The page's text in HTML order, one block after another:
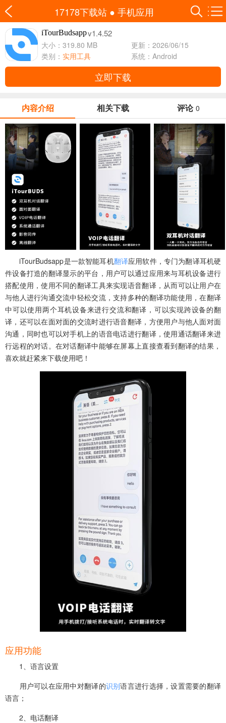
17178下载站 ● 手机应用
iTourBudsappv1.4.52
大小：319.80 MB
更新：2026/06/15
类别： 实用工具 系统：Android
立即下载
内容介绍 相关下载 评论 0
iTourBudsapp是一款智能耳机翻译应用软件，专门为翻译耳机硬
件设备打造的翻译显示的平台，用户可以通过应用来与耳机设备进行
搭配使用，使用不同的翻译工具来实现语音翻译，从而可以让用户在
与他人进行沟通交流中轻松交流，支持多种的翻译功能使用，在翻译
中可以使用两个耳机设备来进行交流和翻译，可以实现跨设备的翻
译，还可以在面对面的交流时进行语音翻译，方便用户与他人面对面
沟通，同时也可以对手机上的语音电话进行翻译，使用通话翻译来进
行远程的对话。在对话翻译中能够在屏幕上直接查看到翻译的结果，
喜欢就赶紧来下载使用吧！
应用功能
1、语言设置
用户可以在应用中对翻译的识别语言进行选择，设置需要的翻译
语言；
2、电话翻译